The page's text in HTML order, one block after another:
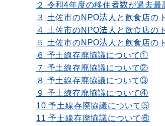
２ 令和4年度の移住者数が過去
３ 土佐市のNPO法人と飲食店の
４ 土佐市のNPO法人と飲食店
５ 土佐市のNPO法人と飲食店の
６ 予土線存廃協議について①
７ 予土線存廃協議について②
８ 予土線存廃協議について③
９ 予土線存廃協議について④
10 予土線存廃協議について⑤
11 予土線存廃協議について⑥